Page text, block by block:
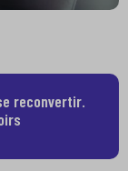
reconvertir.